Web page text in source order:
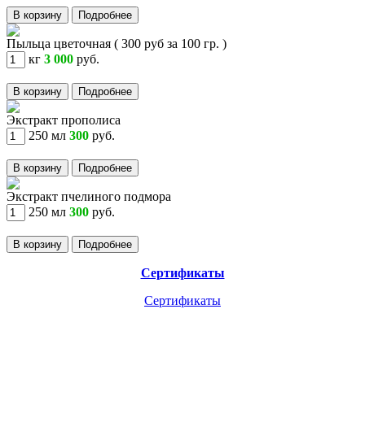
В корзину Подробнее
Пыльца цветочная ( 300 руб за 100 гр. )
кг 3 000 руб.
В корзину Подробнее
Экстракт прополиса
250 мл 300 руб.
В корзину Подробнее
Экстракт пчелиного подмора
250 мл 300 руб.
В корзину Подробнее
Сертификаты
Сертификаты